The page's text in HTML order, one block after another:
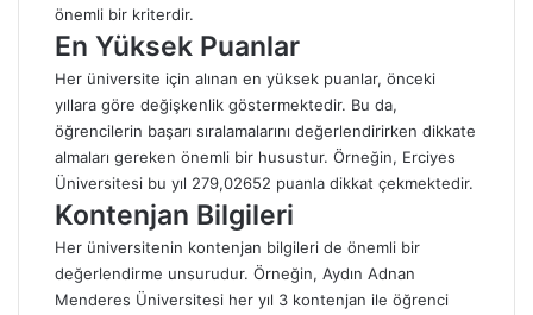
önemli bir kriterdir.
En Yüksek Puanlar
Her üniversite için alınan en yüksek puanlar, önceki
yıllara göre değişkenlik göstermektedir. Bu da,
öğrencilerin başarı sıralamalarını değerlendirirken dikkate
almaları gereken önemli bir husustur. Örneğin, Erciyes
Üniversitesi bu yıl 279,02652 puanla dikkat çekmektedir.
Kontenjan Bilgileri
Her üniversitenin kontenjan bilgileri de önemli bir
değerlendirme unsurudur. Örneğin, Aydın Adnan
Menderes Üniversitesi her yıl 3 kontenjan ile öğrenci